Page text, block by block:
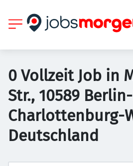
0 Vollzeit Job in
Str., 10589
Charlottenburg-
Deutschland